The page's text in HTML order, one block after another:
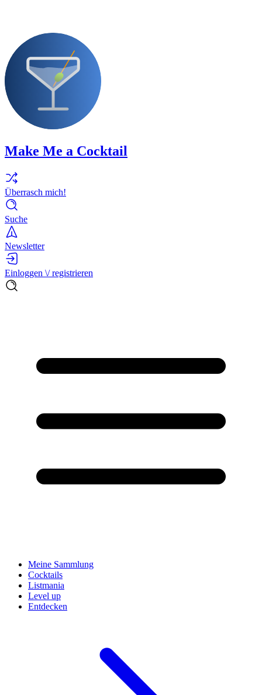
Make Me a Cocktail
Überrasch mich!
Suche
Newsletter
Einloggen \/ registrieren
Meine Sammlung
Cocktails
Listmania
Level up
Entdecken